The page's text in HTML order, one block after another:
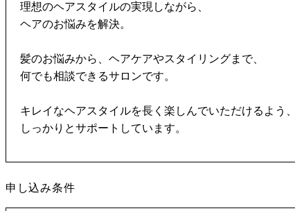
理想のヘアスタイルの実現しながら、
ヘアのお悩みを解決。
髪のお悩みから、ヘアケアやスタイリングまで、
何でも相談できるサロンです。
キレイなヘアスタイルを長く楽しんでいただけるよう、
しっかりとサポートしています。
申し込み条件